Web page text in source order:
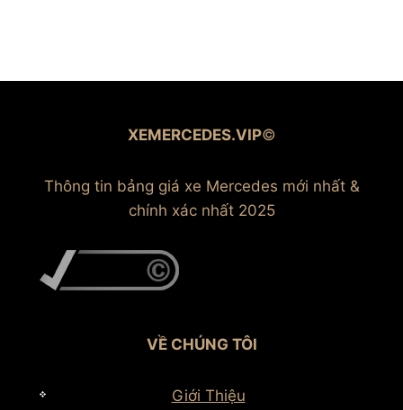
XEMERCEDES.VIP©
Thông tin bảng giá xe Mercedes mới nhất &
chính xác nhất 2025
VỀ CHÚNG TÔI
Giới Thiệu